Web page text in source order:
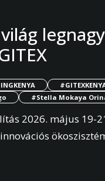
#Stella Mokaya
2026. május 19-